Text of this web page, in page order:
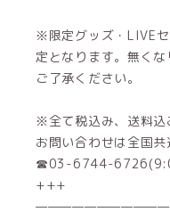
※限定グッズ・LIVE
定となります。無く
ご了承ください。
※全て税込み、送料込
お問い合わせは全国
☎03-6744-
+++